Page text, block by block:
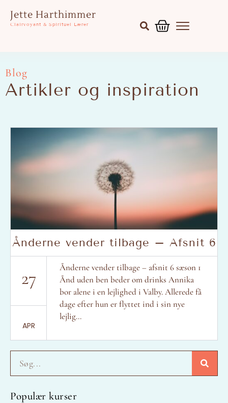
indholdet
Jette Harthimmer
Clairvoyant & Spirituel Lærer
Blog
Artikler og inspiration
Populær kurser
Ånderne vender tilbage – Afsnit 6
27
APR
Ånderne vender tilbage – afsnit 6 sæson 1
Ånd uden ben beder om drinks Annika
bor alene i en lejlighed i Valby. Allerede få
dage efter hun er flyttet ind i sin nye
lejlig...